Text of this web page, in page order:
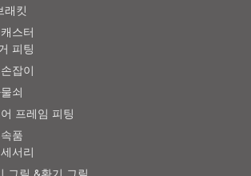
래킷
스터
피팅
잡이
쇠
프레임 피팅
품
서리